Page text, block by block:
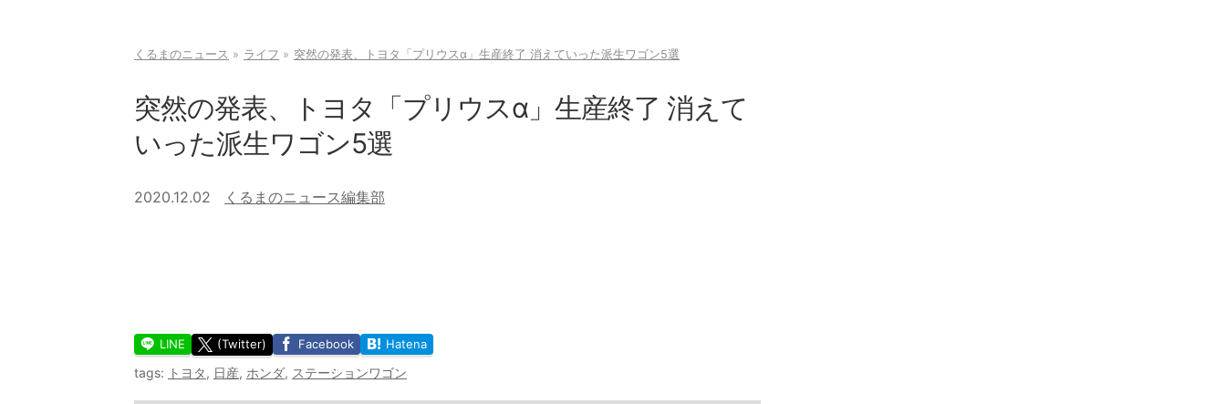
くるまのニュース ライフ 突然の発表、トヨタ「プリウスα」生産終了 消えていった派生ワゴン5選
突然の発表、トヨタ「プリウスα」生産終了 消えて
いった派生ワゴン5選
2020.12.02 くるまのニュース編集部
LINE (Twitter) Facebook Hatena
tags: トヨタ, 日産, ホンダ, ステーションワゴン